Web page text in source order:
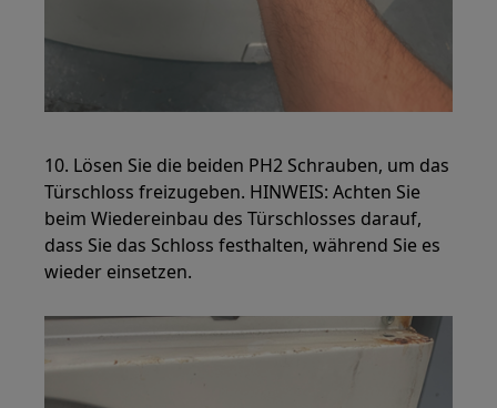
10. Lösen Sie die beiden PH2 Schrauben, um das
Türschloss freizugeben. HINWEIS: Achten Sie
beim Wiedereinbau des Türschlosses darauf,
dass Sie das Schloss festhalten, während Sie es
wieder einsetzen.